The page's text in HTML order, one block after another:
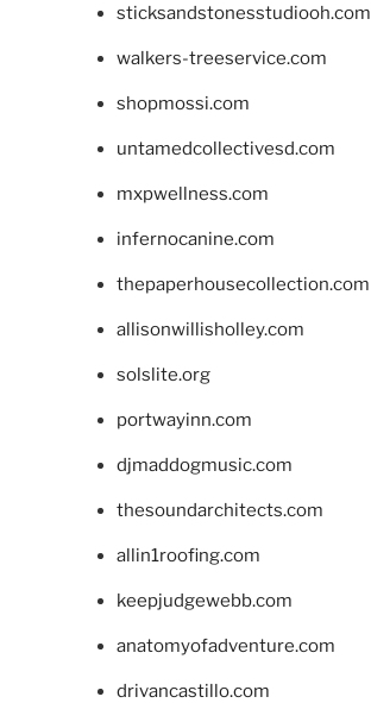
sticksandstonesstudiooh.com
walkers-treeservice.com
shopmossi.com
untamedcollectivesd.com
mxpwellness.com
infernocanine.com
thepaperhousecollection.com
allisonwillisholley.com
solslite.org
portwayinn.com
djmaddogmusic.com
thesoundarchitects.com
allin1roofing.com
keepjudgewebb.com
anatomyofadventure.com
drivancastillo.com